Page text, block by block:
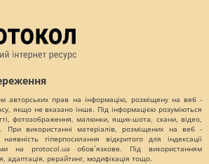
авторських прав на інформацію, розміщену на веб -
якщо не вказано інше. Під інформацією розуміються
фотозображення, малюнки, ящик-шота, скани, відео,
При використанні матеріалів, розміщених на веб -
гіперпосилання відкритого для індексації
на protocol.ua обов`язкове. Під використанням
адаптація, рерайтинг, модифікація тощо.